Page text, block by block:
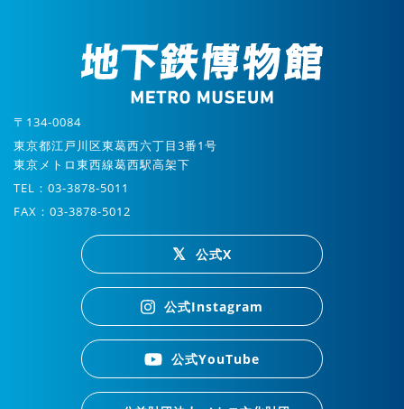
〒134-0084
東京都江戸川区東葛西六丁目3番1号
東京メトロ東西線葛西駅高架下
TEL：03-3878-5011
FAX：03-3878-5012
公式X
公式Instagram
公式YouTube